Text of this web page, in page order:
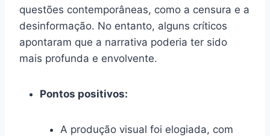
questões contemporâneas, como a censura e a
desinformação. No entanto, alguns críticos
apontaram que a narrativa poderia ter sido
mais profunda e envolvente.
Pontos positivos:
A produção visual foi elogiada, com